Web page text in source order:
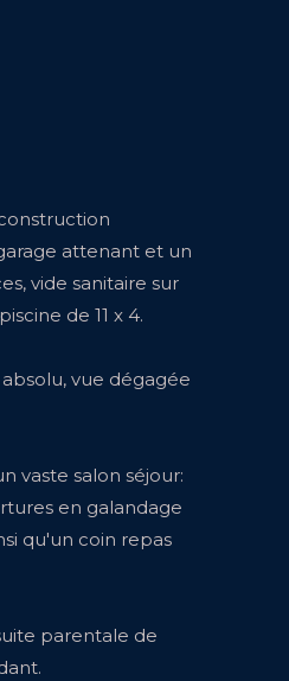
attenant et un
vide sanitaire sur
de 11 x 4.
vue dégagée
vaste salon séjour:
en galandage
qu'un coin repas
parentale de